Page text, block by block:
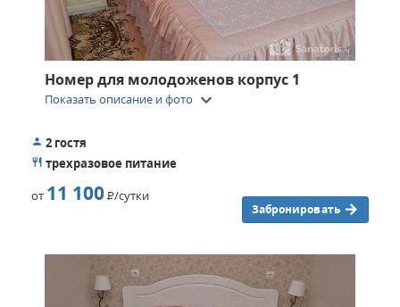
Номер для молодоженов корпус 1
Показать описание и фото keyboard_arrow_down
2 гостя
трехразовое питание
от 11 100Р/сутки
Забронировать